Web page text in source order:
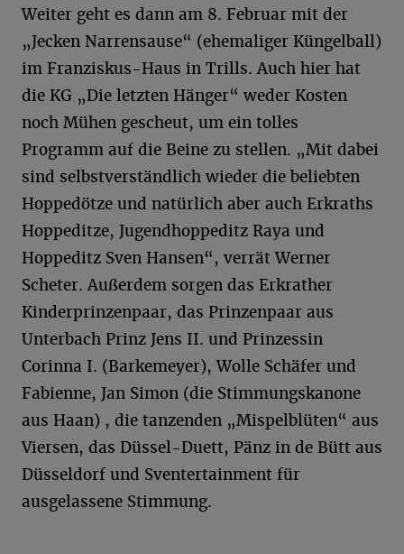
Weiter geht es dann am 8. Februar mit der
„Jecken Narrensause“ (ehemaliger Küngelball)
im Franziskus-Haus in Trills. Auch hier hat
die KG „Die letzten Hänger“ weder Kosten
noch Mühen gescheut, um ein tolles
Programm auf die Beine zu stellen. „Mit dabei
sind selbstverständlich wieder die beliebten
Hoppedötze und natürlich aber auch Erkraths
Hoppeditze, Jugendhoppeditz Raya und
Hoppeditz Sven Hansen“, verrät Werner
Scheter. Außerdem sorgen das Erkrather
Kinderprinzenpaar, das Prinzenpaar aus
Unterbach Prinz Jens II. und Prinzessin
Corinna I. (Barkemeyer), Wolle Schäfer und
Fabienne, Jan Simon (die Stimmungskanone
aus Haan) , die tanzenden „Mispelblüten“ aus
Viersen, das Düssel-Duett, Pänz in de Bütt aus
Düsseldorf und Sventertainment für
ausgelassene Stimmung.